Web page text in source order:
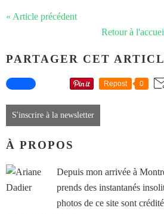
« Article précédent
Retour à
PARTAGER CET
Repost 0
S'inscrire à la newsletter
À PROPOS
Depuis mon arrivée à
prends des instantanés
photos de ce site sont